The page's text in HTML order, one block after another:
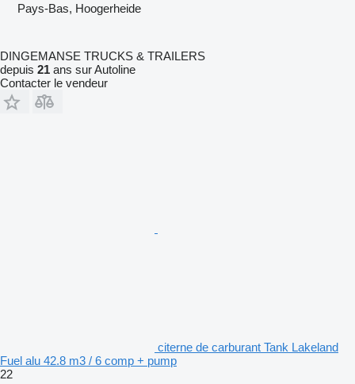
Pays-Bas, Hoogerheide
DINGEMANSE TRUCKS & TRAILERS
depuis 21 ans sur Autoline
Contacter le vendeur
citerne de carburant Tank Lakeland
Fuel alu 42.8 m3 / 6 comp + pump
22